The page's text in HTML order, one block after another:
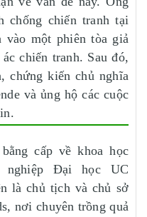
chống chiến tranh tại
vào một phiên tòa giả
chiến tranh. Sau đó,
chứng kiến chủ nghĩa
và ủng hộ các cuộc
cấp về khoa học
Đại học UC
là chủ tịch và chủ sở
nơi chuyên trồng quả